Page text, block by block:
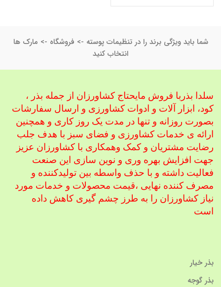
شما باید ویژگی برند را در تنظیمات پوسته -> فروشگاه -> مارک ها
انتخاب کنید
سلدا بذربا فروش مایحتاج کشاورزان از جمله بذر ،
کود، ابزار آلات و ادوات کشاورزی و ارسال سفارشات
بصورت روزانه و تنها در مدت یک روز کاری و همچنین
ارائه ی خدمات کشاورزی و فضای سبز با هدف جلب
رضایت مشتریان و کمک وهمکاری با کشاورزان عزیز
جهت افزایش بهره وری و نوین سازی این صنعت
فعالیت داشته و با حذف واسطه بین تولیدکننده و
مصرف کننده نهایی ،قیمت محصولات و خدمات مورد
نیاز کشاورزان را به طرز چشم گیری کاهش داده
است
بذر خیار
بذر گوجه